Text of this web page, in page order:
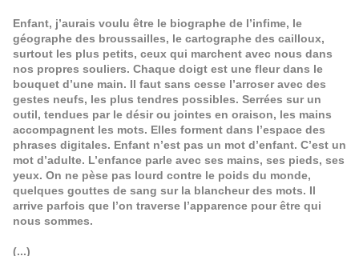
Enfant, j’aurais voulu être le biographe de l’infime, le
géographe des broussailles, le cartographe des cailloux,
surtout les plus petits, ceux qui marchent avec nous dans
nos propres souliers. Chaque doigt est une fleur dans le
bouquet d’une main. Il faut sans cesse l’arroser avec des
gestes neufs, les plus tendres possibles. Serrées sur un
outil, tendues par le désir ou jointes en oraison, les mains
accompagnent les mots. Elles forment dans l’espace des
phrases digitales. Enfant n’est pas un mot d’enfant. C’est un
mot d’adulte. L’enfance parle avec ses mains, ses pieds, ses
yeux. On ne pèse pas lourd contre le poids du monde,
quelques gouttes de sang sur la blancheur des mots. Il
arrive parfois que l’on traverse l’apparence pour être qui
nous sommes.
(...)